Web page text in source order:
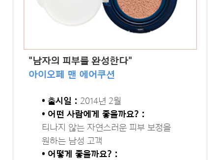
"남자의 피부를 완성한다"
아이오페 맨 에어쿠션
• 출시일 : 2014년 2월
• 어떤 사람에게 좋을까요? :
티나지 않는 자연스러운 피부 보정을
원하는 남성 고객
• 어떻게 좋을까요? :